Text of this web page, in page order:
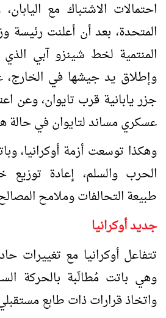
احتمالات الاشتباك مع
المتحدة، بعد أن أعلنت رئيسة
المنتمية لخط شينزو آبي الذي
وإطلاق يد جيشها في
جزر يابانية قرب تايوان، وعن
عسكري مساند لتايوان في حالة
وهكذا توسعت أزمة أوكرانيا،
الحرب والسلم، إعادة توزيع
طبيعة التحالفات وملامح
جديد أوكرانيا
تتفاعل أوكرانيا مع تغييرات
وهي باتت مُطالَبة بالحركة
واتخاذ قرارات ذات طابع